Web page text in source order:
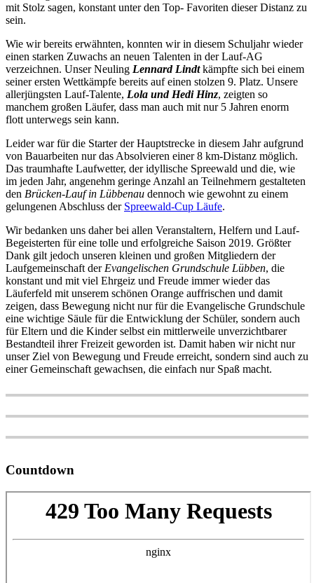
mit Stolz sagen, konstant unter den Top- Favoriten dieser Distanz zu
sein.
Wie wir bereits erwähnten, konnten wir in diesem Schuljahr wieder
einen starken Zuwachs an neuen Talenten in der Lauf-AG
verzeichnen. Unser Neuling Lennard Lindtkämpfte sich bei einem
seiner ersten Wettkämpfe bereits auf einen stolzen 9. Platz. Unsere
allerjüngsten Lauf-Talente, Lola und Hedi Hinz, zeigten so
manchem großen Läufer, dass man auch mit nur 5 Jahren enorm
flott unterwegs sein kann.
Leider war für die Starter der Hauptstrecke in diesem Jahr aufgrund
von Bauarbeiten nur das Absolvieren einer 8 km-Distanz möglich.
Das traumhafte Laufwetter, der idyllische Spreewald und die, wie
im jeden Jahr, angenehm geringe Anzahl an Teilnehmern gestalteten
den Brücken-Lauf in Lübbenau dennoch wie gewohnt zu einem
gelungenen Abschluss der Spreewald-Cup Läufe.
Wir bedanken uns daher bei allen Veranstaltern, Helfern und Lauf-
Begeisterten für eine tolle und erfolgreiche Saison 2019. Größter
Dank gilt jedoch unseren kleinen und großen Mitgliedern der
Laufgemeinschaft der Evangelischen Grundschule Lübben, die
konstant und mit viel Ehrgeiz und Freude immer wieder das
Läuferfeld mit unserem schönen Orange auffrischen und damit
zeigen, dass Bewegung nicht nur für die Evangelische Grundschule
eine wichtige Säule für die Entwicklung der Schüler, sondern auch
für Eltern und die Kinder selbst ein mittlerweile unverzichtbarer
Bestandteil ihrer Freizeit geworden ist. Damit haben wir nicht nur
unser Ziel von Bewegung und Freude erreicht, sondern sind auch zu
einer Gemeinschaft gewachsen, die einfach nur Spaß macht.
Countdown